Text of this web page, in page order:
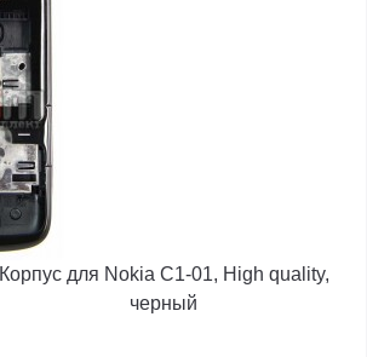
Корпус для Nokia C1-01, High quality,
черный